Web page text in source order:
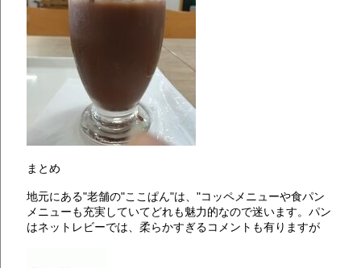
まとめ
地元にある"老舗の"ここぱん"は、"コッペメニューや食パン
メニューも充実していてどれも魅力的なので迷います。パン
はネットレビーでは、柔らかすぎるコメントも有りますが